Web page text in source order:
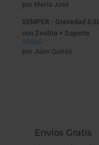
Valorado con
por María José
SEMPER - Gravedad
con Zeolita + Soporte
Valorado con
por Juan Quirós
Envíos Gratis